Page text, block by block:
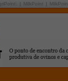
MilkPoint